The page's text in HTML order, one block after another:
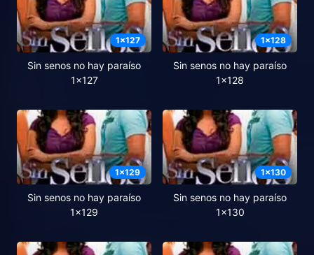
1x127
Sin senos no hay paraíso
1x127
1x128
Sin senos no hay paraíso
1x128
1x129
Sin senos no hay paraíso
1x129
1x130
Sin senos no hay paraíso
1x130